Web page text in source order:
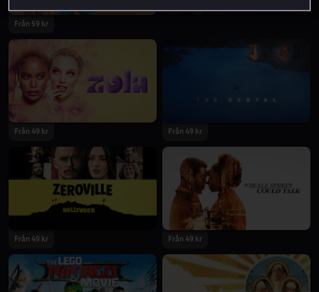
Från 59 kr
Från 49 kr Från 49 kr
Från 49 kr Från 49 kr